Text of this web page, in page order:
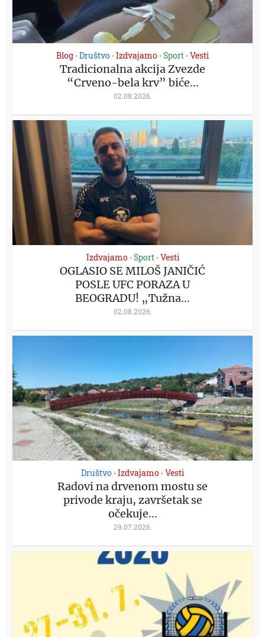
Blog • Društvo • Izdvajamo • Sport • Vesti
Tradicionalna akcija Zvezde
“Crveno-bela krv” biće...
02.08.2026.
Izdvajamo • Sport • Vesti
OGLASIO SE MILOŠ JANIČIĆ
POSLE UFC PORAZA U
BEOGRADU! „Tužna...
02.08.2026.
Društvo • Izdvajamo • Vesti
Radovi na drvenom mostu se
privode kraju, završetak se
očekuje...
29.07.2026.